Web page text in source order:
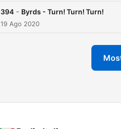
394 - Byrds - Turn! Turn! Turn!
19 Ago 2020